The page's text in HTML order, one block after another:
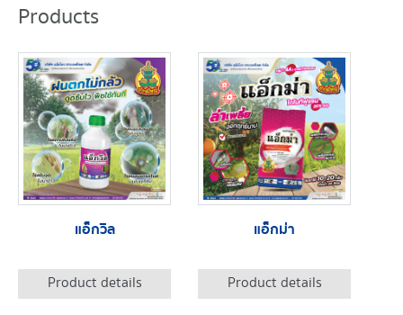
Products
แอ็กวิล
Product details
แอ็กม่า
Product details